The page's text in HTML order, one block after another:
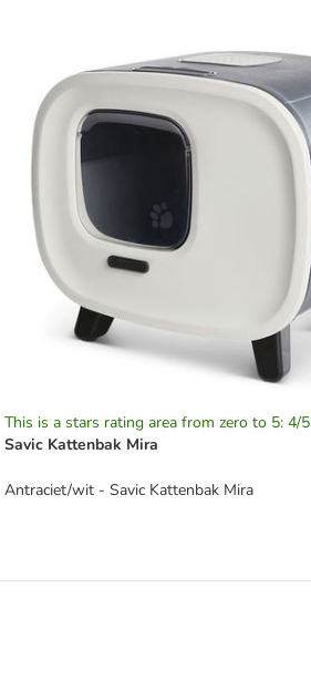
This is a stars rating area from zero to 5: 4/5
Savic Kattenbak Mira
Antraciet/wit - Savic Kattenbak Mira